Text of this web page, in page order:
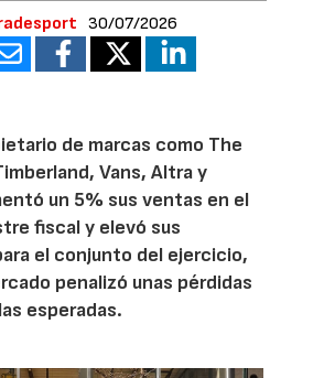
30/07/2026
de marcas como The
Vans, Altra y
un 5% sus ventas en el
fiscal y elevó sus
el conjunto del ejercicio,
penalizó unas pérdidas
esperadas.